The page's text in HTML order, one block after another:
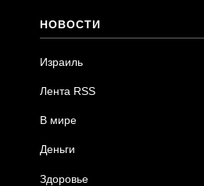
НОВОСТИ
Израиль
Лента RSS
В мире
Деньги
Здоровье